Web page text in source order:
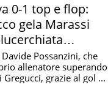
0-1 top e flop:
gela Marassi
Possanzini, che
allenatore superando
grazie al gol ...